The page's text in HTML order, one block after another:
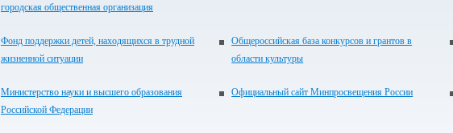
городская общественная организация
Фонд поддержки детей, находящихся в трудной
жизненной ситуации
Общероссийская база конкурсов и грантов в
области культуры
Министерство науки и высшего образования
Российской Федерации
Официальный сайт Минпросвещения России